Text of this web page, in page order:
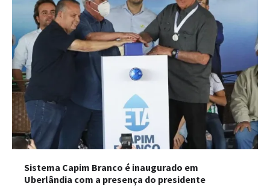
Sistema Capim Branco é inaugurado em
Uberlândia com a presença do presidente